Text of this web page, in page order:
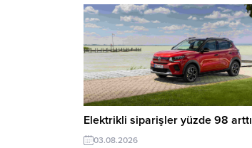
Elektrikli siparişler yüzde 98 arttı
03.08.2026